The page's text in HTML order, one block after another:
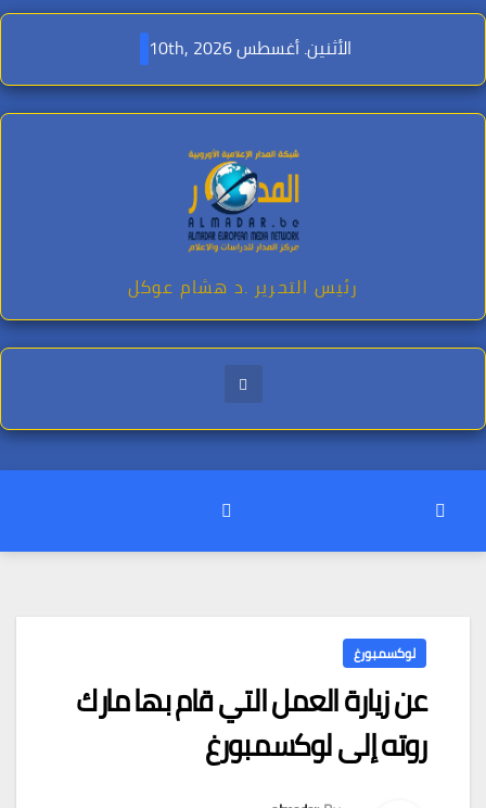
Skip
content
الأثنين. أغسطس 10th, 2026
رئيس التحرير .د هشام عوكل
لوكسمبورغ
عن زيارة العمل التي قام بها مارك
روته إلى لوكسمبورغ